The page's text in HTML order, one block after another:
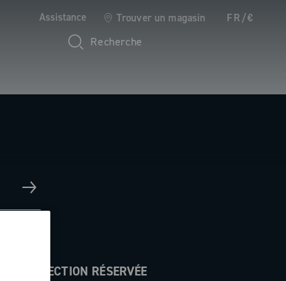
Assistance Trouver un magasin FR/€
Recherche
SECTION RÉSERVÉE